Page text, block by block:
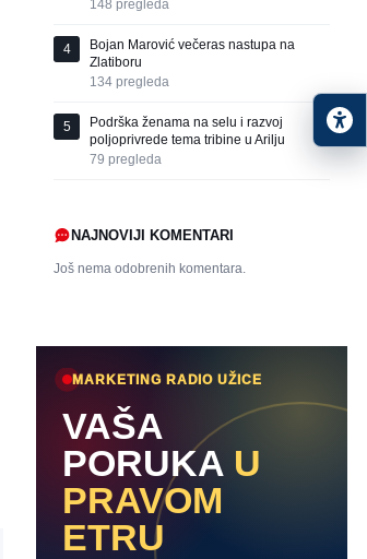
148 pregleda
4
Bojan Marović večeras nastupa na
Zlatiboru
134 pregleda
5
Podrška ženama na selu i razvoj
poljoprivrede tema tribine u Arilju
79 pregleda
NAJNOVIJI KOMENTARI
Još nema odobrenih komentara.
MARKETING RADIO UŽICE
VAŠA
PORUKA U
PRAVOM
ETRU